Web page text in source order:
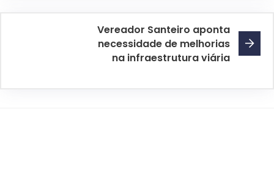
Vereador Santeiro aponta
necessidade de melhorias
na infraestrutura viária